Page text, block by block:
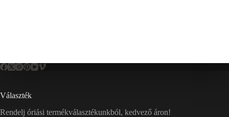
Választék
Rendelj óriási termékválasztékunkból, kedvező áron!